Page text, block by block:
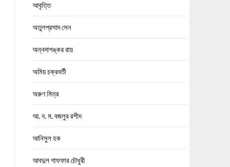
আবৃত্তি
অতুলপ্রসাদ সেন
অন্নদাশঙ্কর রায়
অমিয় চক্রবর্তী
অরুণ মিত্র
আ. ন. ম. বজলুর রশীদ
আনিসুল হক
আবদুল গাফফার চৌধুরী